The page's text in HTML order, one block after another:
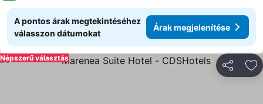
A pontos árak megtekintéséhez
válasszon dátumokat
Árak megjelenítése
Népszerű választás